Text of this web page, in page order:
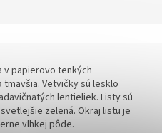
v papierovo tenkých
Vetvičky sú lesklo
lentieliek. Listy sú
zelená. Okraj listu je
vlhkej pôde.